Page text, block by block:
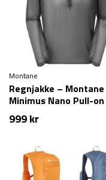
Montane
Regnjakke – Montane
Minimus Nano Pull-on
999kr